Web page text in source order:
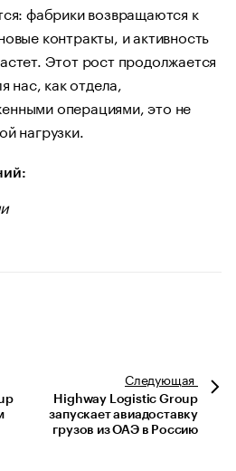
фабрики возвращаются к
контракты, и активность
Этот рост продолжается
нас, как отдела,
операциями, это не
нагрузки.
Следующая
Highway Logistic Group
запускает авиадоставку
грузов из ОАЭ в Россию